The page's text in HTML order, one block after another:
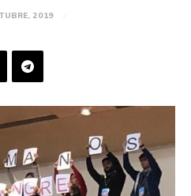
2019